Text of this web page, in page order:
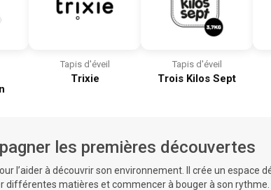
Tapis d'éveil
Trixie
Tapis d'éveil
Trois Kilos Sept
les premières découvertes
l’aider à découvrir son environnement. Il crée un espace
différentes matières et commencer à bouger à son rythme.